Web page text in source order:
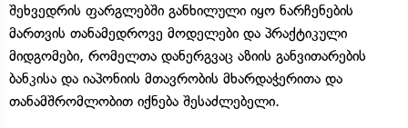
შეხვედრის ფარგლებში განხილული იყო ნარჩენების
მართვის თანამედროვე მოდელები და პრაქტიკული
მიდგომები, რომელთა დანერგვაც აზიის განვითარების
ბანკისა და იაპონიის მთავრობის მხარდაჭერითა და
თანამშრომლობით იქნება შესაძლებელი.